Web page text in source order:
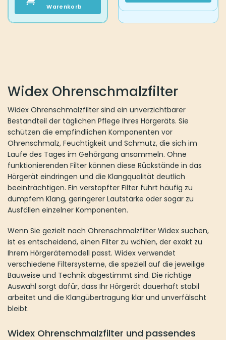
Warenkorb
Widex Ohrenschmalzfilter
Widex Ohrenschmalzfilter sind ein unverzichtbarer
Bestandteil der täglichen Pflege Ihres Hörgeräts. Sie
schützen die empfindlichen Komponenten vor
Ohrenschmalz, Feuchtigkeit und Schmutz, die sich im
Laufe des Tages im Gehörgang ansammeln. Ohne
funktionierenden Filter können diese Rückstände in das
Hörgerät eindringen und die Klangqualität deutlich
beeinträchtigen. Ein verstopfter Filter führt häufig zu
dumpfem Klang, geringerer Lautstärke oder sogar zu
Ausfällen einzelner Komponenten.
Wenn Sie gezielt nach Ohrenschmalzfilter Widex suchen,
ist es entscheidend, einen Filter zu wählen, der exakt zu
Ihrem Hörgerätemodell passt. Widex verwendet
verschiedene Filtersysteme, die speziell auf die jeweilige
Bauweise und Technik abgestimmt sind. Die richtige
Auswahl sorgt dafür, dass Ihr Hörgerät dauerhaft stabil
arbeitet und die Klangübertragung klar und unverfälscht
bleibt.
Widex Ohrenschmalzfilter und passendes